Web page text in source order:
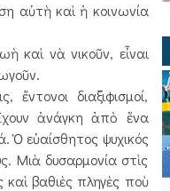
αὐτὴ καὶ ἡ κοινωνία
καὶ νὰ νικοῦν, εἶναι
διαξιφισμοί,
ἀνάγκη ἀπὸ ἕνα
Ὁ εὐαίσθητος ψυχικός
Μιὰ δυσαρμονία στὶς
καὶ βαθιὲς πληγὲς ποὺ